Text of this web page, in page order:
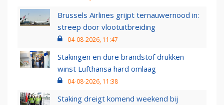
Brussels Airlines grijpt ternauwernood in:
streep door vlootuitbreiding
04-08-2026, 11:47
Stakingen en dure brandstof drukken
winst Lufthansa hard omlaag
04-08-2026, 11:38
Staking dreigt komend weekend bij